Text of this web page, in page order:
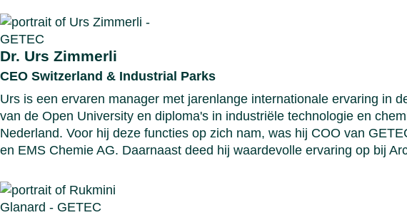
Dr. Urs Zimmerli
CEO Switzerland & Industrial Parks
Urs is een ervaren manager met jarenlange internationale ervaring in
van de Open University en diploma's in industriële technologie en
Nederland. Voor hij deze functies op zich nam, was hij COO van
en EMS Chemie AG. Daarnaast deed hij waardevolle ervaring op bij